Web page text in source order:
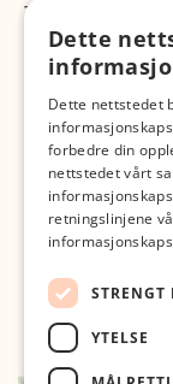
TikTok
Fotopodden
Dette
Dette nettstedet
forbedre din
nettstedet vårt
retningslinjene
YTELSE